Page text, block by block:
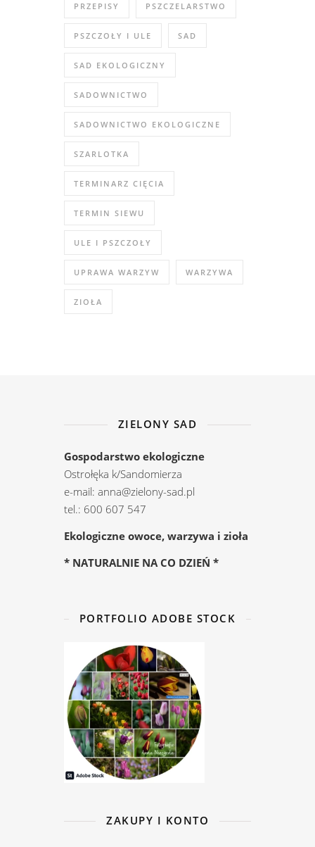
PRZEPISY PSZCZELARSTWO
PSZCZOŁY I ULE SAD
SAD EKOLOGICZNY
SADOWNICTWO
SADOWNICTWO EKOLOGICZNE
SZARLOTKA
TERMINARZ CIĘCIA
TERMIN SIEWU
ULE I PSZCZOŁY
UPRAWA WARZYW WARZYWA
ZIOŁA
ZIELONY SAD
Gospodarstwo ekologiczne
Ostrołęka k/Sandomierza
e-mail: anna@zielony-sad.pl
tel.: 600 607 547
Ekologiczne owoce, warzywa i zioła
* NATURALNIE NA CO DZIEŃ *
PORTFOLIO ADOBE STOCK
ZAKUPY I KONTO